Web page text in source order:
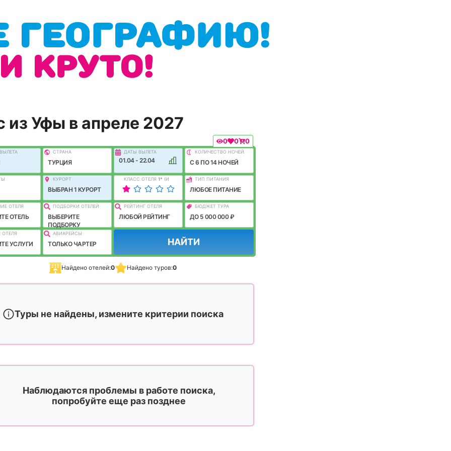
Уфы в апреле 2027
0 0 0
СТРАНА
ТУРЦИЯ
ДАТЫ ВЫЛЕТА
01.04 - 22.04
КОЛИЧЕСТВО НОЧЕЙ
C 6 ПО 14 НОЧЕЙ
КУРОРТ
ВЫБРАН 1 КУРОРТ
КЛАСС ОТЕЛЯ 1* (И
ЛУЧШЕ)
ТИП ПИТАНИЯ
ЛЮБОЕ ПИТАНИЕ
ОТЕЛЯ
ОТЕЛЬ
ПОДБОРКИ ОТЕЛЕЙ
ВЫБЕРИТЕ
ПОДБОРКУ
РЕЙТИНГ ОТЕЛЯ
ЛЮБОЙ РЕЙТИНГ
БЮДЖЕТ ТУРА
ДО 5 000 000 ₽
ОТЕЛЯ
УСЛУГИ
АВИАРЕЙСЫ
ТОЛЬКО ЧАРТЕР НАЙТИ
Найдено отелей:0 Найдено туров:0
Туры не найдены, измените критерии поиска
Наблюдаются проблемы в работе поиска,
попробуйте еще раз позднее